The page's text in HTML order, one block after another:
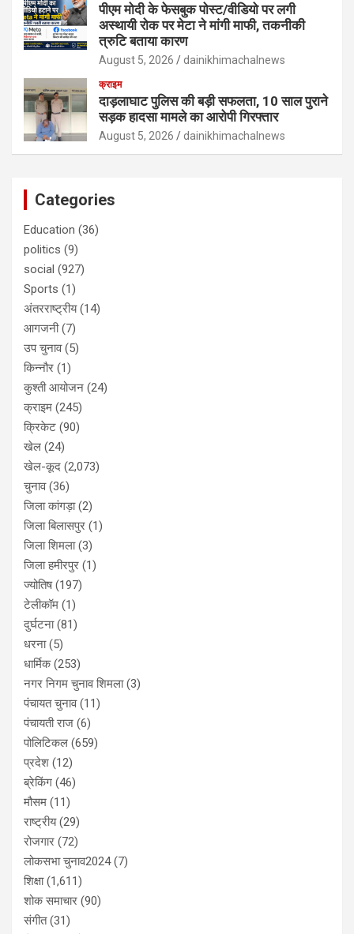
पीएम मोदी के फेसबुक पोस्ट/वीडियो पर लगी
अस्थायी रोक पर मेटा ने मांगी माफी, तकनीकी
त्रुटि बताया कारण
August 5, 2026 dainikhimachalnews
क्राइम
दाड़लाघाट पुलिस की बड़ी सफलता, 10 साल पुराने
सड़क हादसा मामले का आरोपी गिरफ्तार
August 5, 2026 dainikhimachalnews
Categories
Education (36)
politics (9)
social (927)
Sports (1)
अंतरराष्ट्रीय(14)
आगजनी(7)
उप चुनाव(5)
किन्नौर (1)
कुश्ती आयोजन (24)
क्राइम (245)
क्रिकेट (90)
खेल (24)
खेल-कूद (2,073)
चुनाव(36)
जिला कांगड़ा(2)
जिला बिलासपुर (1)
जिला शिमला(3)
जिला हमीरपुर (1)
ज्योतिष(197)
टेलीकॉम (1)
दुर्घटना(81)
धरना(5)
धार्मिक(253)
नगर निगम चुनाव शिमला(3)
पंचायत चुनाव(11)
पंचायती राज (6)
पोलिटिकल (659)
प्रदेश (12)
ब्रेकिंग (46)
मौसम (11)
राष्ट्रीय(29)
रोजगार (72)
लोकसभा चुनाव2024(7)
शिक्षा(1,611)
शोक समाचार (90)
संगीत(31)